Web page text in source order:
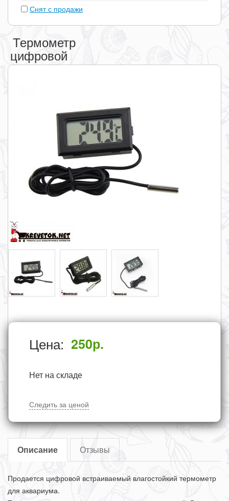
Снят с продажи
Термометр
цифровой
Цена: 250р.
Нет на складе
Следить за ценой
Описание Отзывы
Продается цифровой встраиваемый влагостойкий термометр
для аквариума.